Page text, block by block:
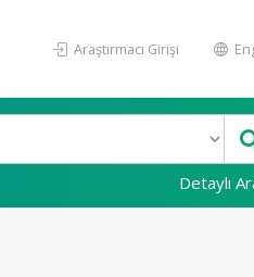
Araştırmacı Girişi
Detaylı